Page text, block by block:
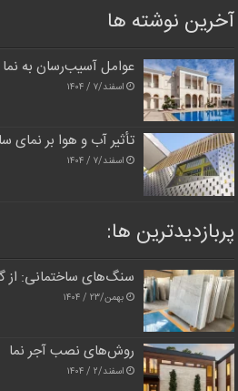
آخرین نوشته ها
عوامل آسیب‌رسان به نما
اسفند/۷ / ۱۴۰۴
تأثیر آب و هوا بر نمای
اسفند/۷ / ۱۴۰۴
پربازدیدترین‌ ها:
سنگ‌های ساختمانی: از
بهمن/۲۳ / ۱۴۰۴
روش‌های نصب آجر نما
اسفند/۲ / ۱۴۰۴